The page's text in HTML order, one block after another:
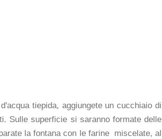
tiepida, aggiungete un cucchiaio di
Sulle superficie si saranno formate delle
la fontana con le farine miscelate, al